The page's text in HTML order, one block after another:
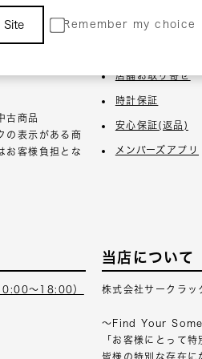
Site Remember my choice
古商品
の表示がある商
お客様負担とな
サービス
店舗お取り寄せ
時計保証
安心保証(返品)
メンバーズアプリ
～18:00）
当店について
株式会社サークラッ
～Find Your
「お客様にとって
皆様の特別な存在に